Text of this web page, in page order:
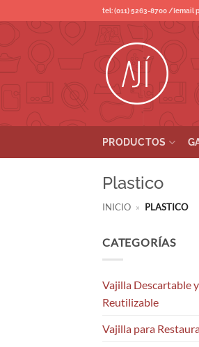
al
contenido
tel: (011) 5263-8700 /[email
PRODUCTOS
Plastico
INICIO » PLASTICO
CATEGORÍAS
Vajilla Descartable y
Reutilizable
Vajilla para